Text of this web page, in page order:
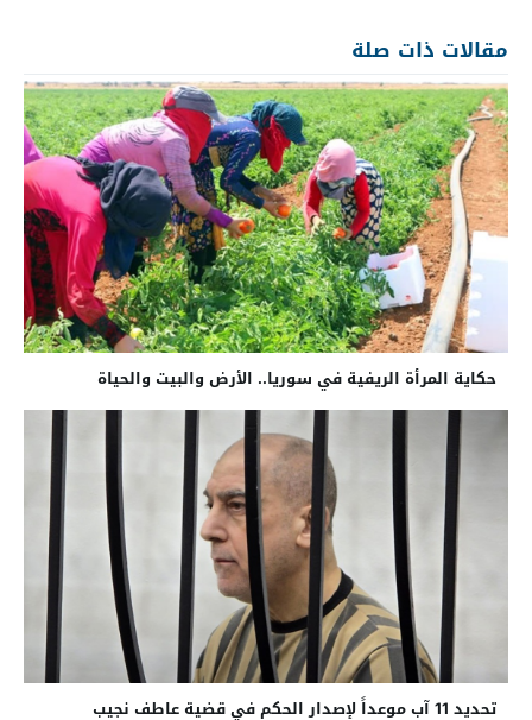
مقالات ذات صلة
حكاية المرأة الريفية في سوريا.. الأرض والبيت والحياة
تحديد 11 آب موعداً لإصدار الحكم في قضية عاطف نجيب